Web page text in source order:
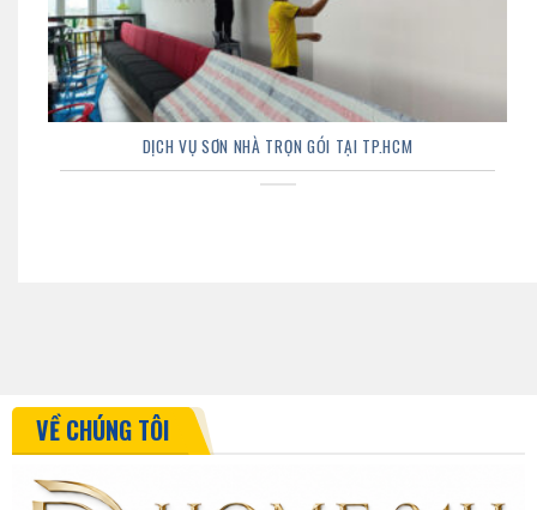
DỊCH VỤ SƠN NHÀ TRỌN GÓI TẠI TP.HCM
VỀ CHÚNG TÔI